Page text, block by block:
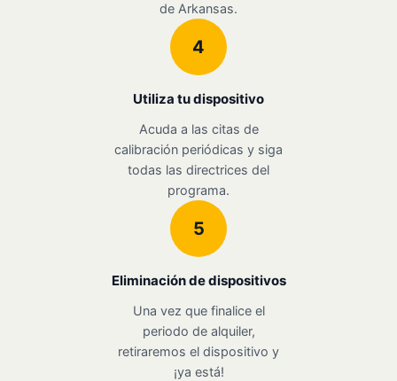
de Arkansas.
4
Utiliza tu dispositivo
Acuda a las citas de
calibración periódicas y siga
todas las directrices del
programa.
5
Eliminación de dispositivos
Una vez que finalice el
periodo de alquiler,
retiraremos el dispositivo y
¡ya está!